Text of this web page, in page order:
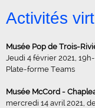
Activités
Musée Pop de Trois-
Jeudi 4 février 2021,
Plate-forme Teams
Musée McCord -
mercredi 14 avril 2021,